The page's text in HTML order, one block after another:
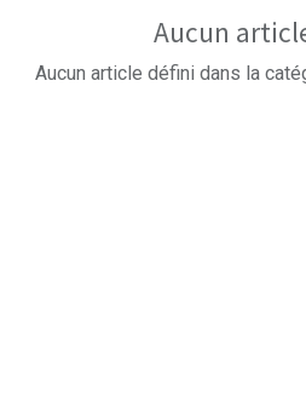
Aucun
Aucun article défini dans la